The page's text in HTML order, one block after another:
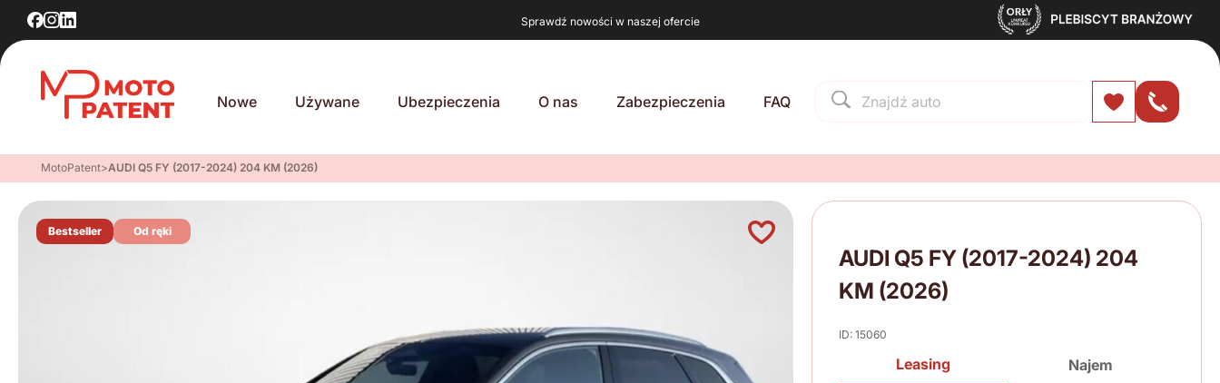
Sprawdź nowości w naszej ofercie
Nowe Używane Ubezpieczenia O nas Zabezpieczenia FAQ
MotoPatent>AUDI Q5 FY (2017-2024) 204 KM (2026)
Bestseller Od ręki
AUDI Q5 FY (2017-2024) 204
KM (2026)
ID: 15060
Leasing Najem